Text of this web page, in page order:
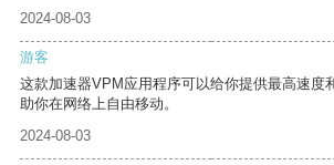
2024-08-03
游客
这款加速器VPM应用程序可以给你提供最高速度
助你在网络上自由移动。
2024-08-03